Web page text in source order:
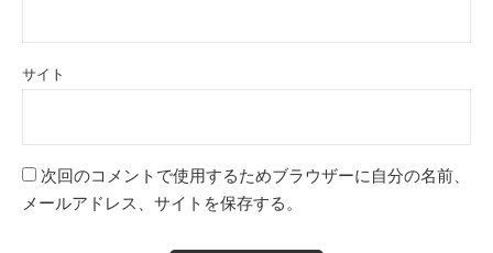
サイト
次回のコメントで使用するためブラウザーに自分の名前、
メールアドレス、サイトを保存する。